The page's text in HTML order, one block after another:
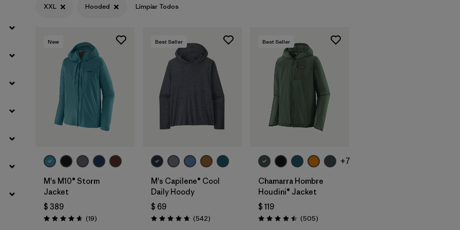
Filtrar por
Materials & Fabric
XXL Hooded Limpiar Todos
New
M's M10® Storm
Jacket
$ 389
Valoración: 4.7 / 5
(19Comentarios
)
Best Seller
M's Capilene® Cool
Daily Hoody
$ 69
Valoración: 4.8 / 5
(542Comentarios
)
Best Seller
+7
Chamarra Hombre
Houdini® Jacket
$ 119
Valoración: 4.5 / 5
(505Comentarios
)